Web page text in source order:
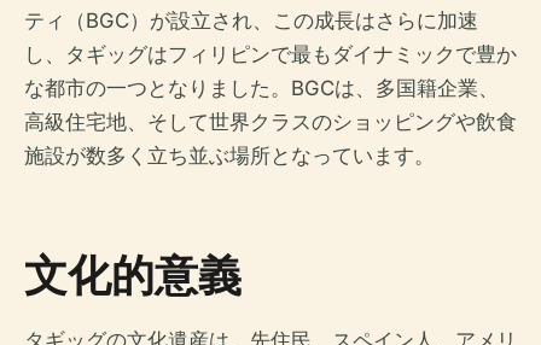
ティ（BGC）が設立され、この成長はさらに加速
し、タギッグはフィリピンで最もダイナミックで豊か
な都市の一つとなりました。BGCは、多国籍企業、
高級住宅地、そして世界クラスのショッピングや飲食
施設が数多く立ち並ぶ場所となっています。
文化的意義
タギッグの文化遺産は、先住民、スペイン人、アメリ